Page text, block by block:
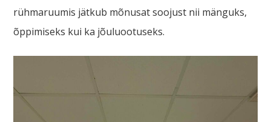
rühmaruumis jätkub mõnusat soojust nii mänguks,
õppimiseks kui ka jõuluootuseks.